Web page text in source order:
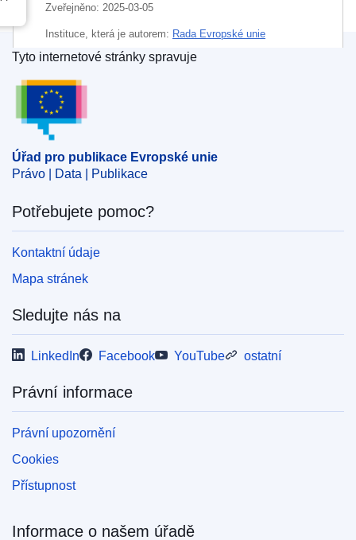
Zveřejněno: 2025-03-05
Instituce, která je autorem: Rada Evropské unie
IMMC : ST 6772 2025 ADD 1
Úřad pro publikace Evropské unie
Tyto internetové stránky spravuje
Úřad pro publikace Evropské unie
Právo | Data | Publikace
Potřebujete pomoc?
Kontaktní údaje
Mapa stránek
Sledujte nás na
LinkedIn Facebook YouTube ostatní
Právní informace
Právní upozornění
Cookies
Přístupnost
Informace o našem úřadě